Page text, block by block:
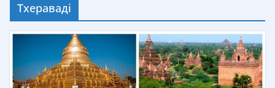
Тхераваді